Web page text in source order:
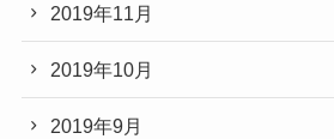
2019年11月
2019年10月
2019年9月